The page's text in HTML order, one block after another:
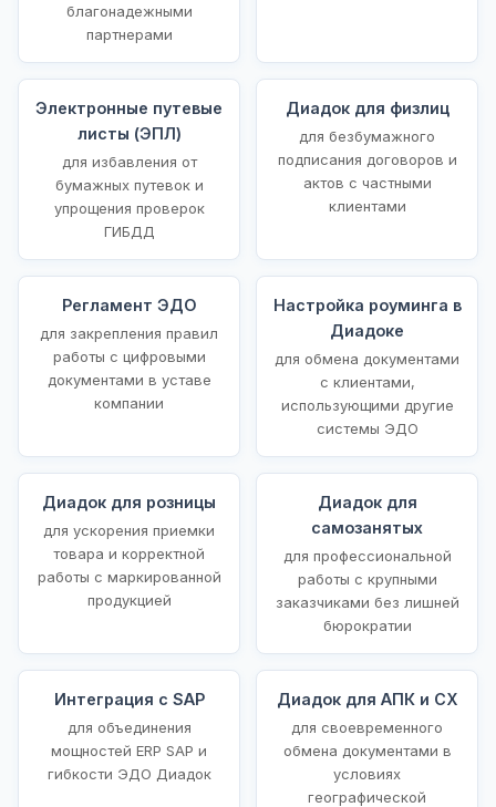
благонадежными
партнерами
Электронные путевые
листы (ЭПЛ)
для избавления от
бумажных путевок и
упрощения проверок
ГИБДД
Диадок для физлиц
для безбумажного
подписания договоров и
актов с частными
клиентами
Регламент ЭДО
для закрепления правил
работы с цифровыми
документами в уставе
компании
Настройка роуминга в
Диадоке
для обмена документами
с клиентами,
использующими другие
системы ЭДО
Диадок для розницы
для ускорения приемки
товара и корректной
работы с маркированной
продукцией
Диадок для
самозанятых
для профессиональной
работы с крупными
заказчиками без лишней
бюрократии
Интеграция с SAP
для объединения
мощностей ERP SAP и
гибкости ЭДО Диадок
Диадок для АПК и СХ
для своевременного
обмена документами в
условиях
географической